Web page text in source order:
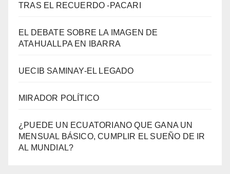
TRAS EL RECUERDO -PACARI
EL DEBATE SOBRE LA IMAGEN DE
ATAHUALLPA EN IBARRA
UECIB SAMINAY-EL LEGADO
MIRADOR POLÍTICO
¿PUEDE UN ECUATORIANO QUE GANA UN
MENSUAL BÁSICO, CUMPLIR EL SUEÑO DE IR
AL MUNDIAL?